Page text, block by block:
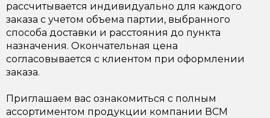
рассчитывается индивидуально для каждого
заказа с учетом объема партии, выбранного
способа доставки и расстояния до пункта
назначения. Окончательная цена
согласовывается с клиентом при оформлении
заказа.
Приглашаем вас ознакомиться с полным
ассортиментом продукции компании ВСМ